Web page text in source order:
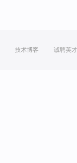
技术博客 诚聘英才